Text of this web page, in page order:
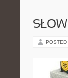
POSTED